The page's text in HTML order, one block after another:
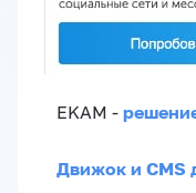
EKAM -
Движок и CMS